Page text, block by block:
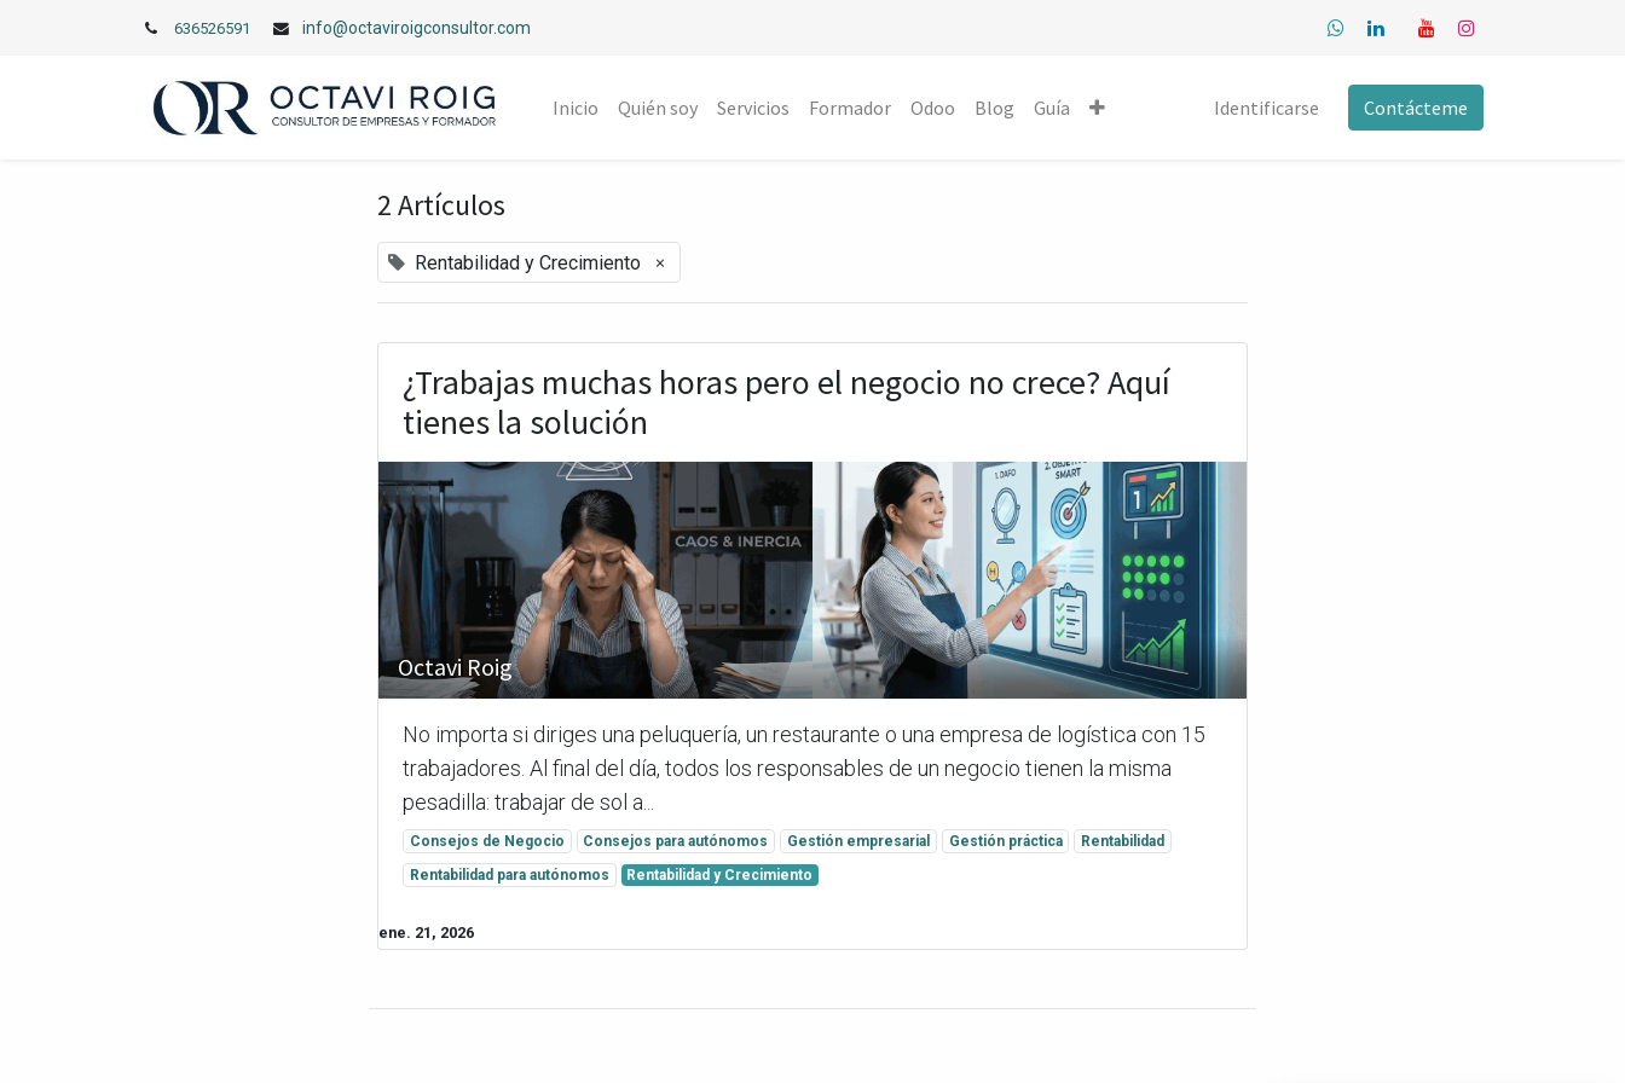
636526591 info@octaviroigconsultor.com
Inicio Quién soy Servicios Formador Odoo Blog Guía Identificarse Contácteme
2 Artículos
Rentabilidad y Crecimiento ×
¿Trabajas muchas horas pero el negocio no crece? Aquí
tienes la solución
Octavi Roig
No importa si diriges una peluquería, un restaurante o una empresa de logística con 15
trabajadores. Al final del día, todos los responsables de un negocio tienen la misma
pesadilla: trabajar de sol a...
Consejos de Negocio Consejos para autónomos Gestión empresarial Gestión práctica
Rentabilidad
Rentabilidad para autónomos
Rentabilidad y Crecimiento
ene. 21, 2026